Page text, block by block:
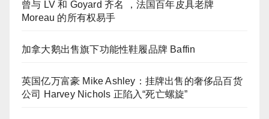
曾与 LV 和 Goyard 齐名 ，法国百年皮具老牌
Moreau 的所有权易手
加拿大鹅出售旗下功能性鞋履品牌 Baffin
英国亿万富豪 Mike Ashley：挂牌出售的奢侈品百货
公司 Harvey Nichols 正陷入“死亡螺旋”